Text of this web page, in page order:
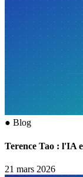
● Blog
Terence Tao : l'IA
21 mars 2026